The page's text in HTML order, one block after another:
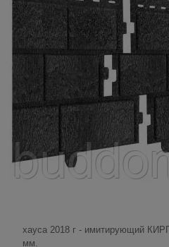
хауса 2018 г - имитирующий
мм.